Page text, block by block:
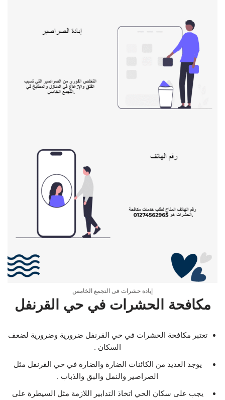
إبادة حشرات فى التجمع الخامس
مكافحة الحشرات في حي القرنفل
تعتبر مكافحة الحشرات في حي القرنفل ضرورية وضرورية لضعف
السكان .
يوجد العديد من الكائنات الضارة والضارة في حي القرنفل مثل
الصراصير والنمل والبق والذباب .
يجب على سكان الحي اتخاذ التدابير اللازمة مثل السيطرة على